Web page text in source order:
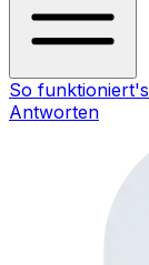
So funktioniert's
Antworten